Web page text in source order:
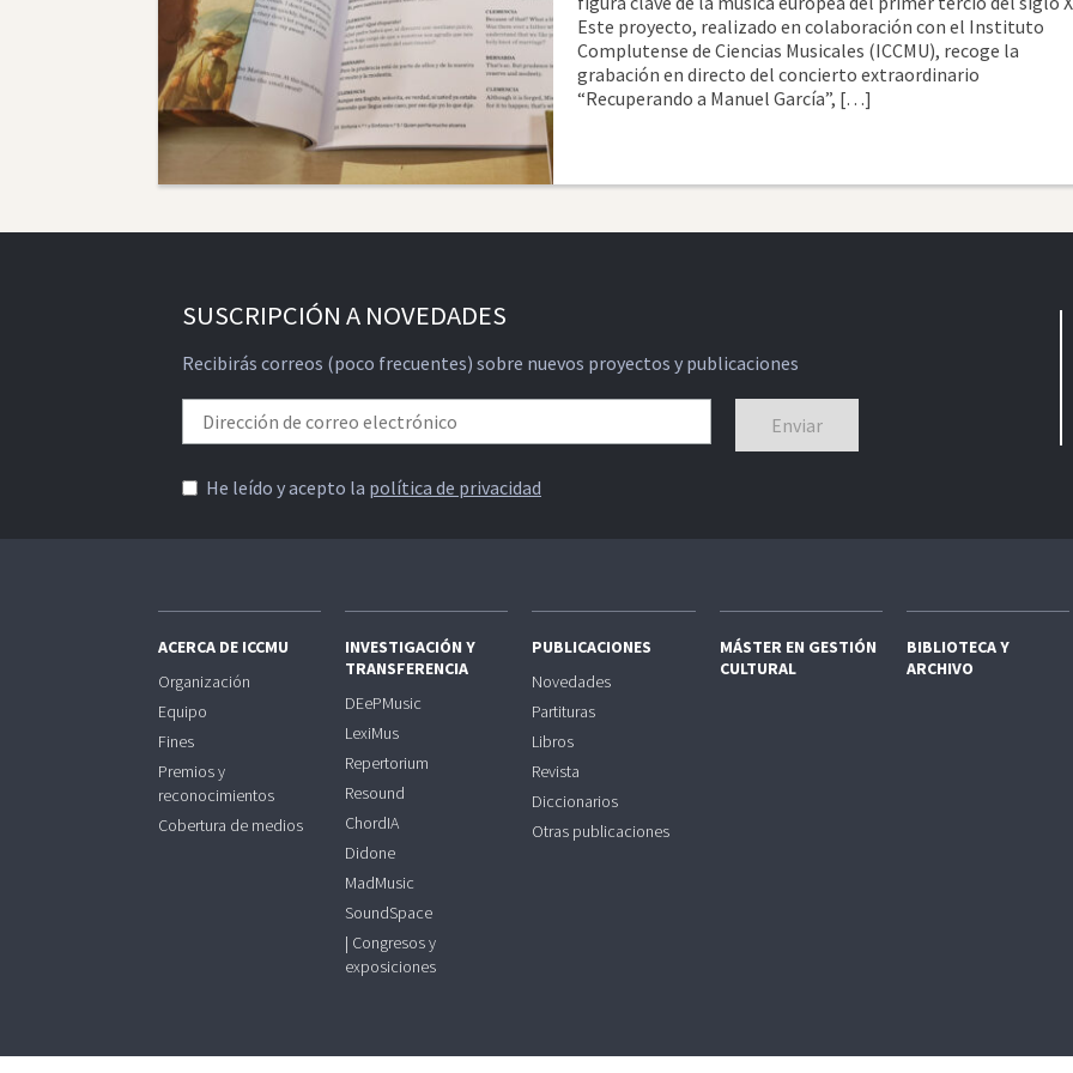
Este proyecto, realizado en colaboración con el Instituto
Complutense de Ciencias Musicales (ICCMU), recoge la
grabación en directo del concierto extraordinario
“Recuperando a Manuel García”, […]
SUSCRIPCIÓN A NOVEDADES
Recibirás correos (poco frecuentes) sobre nuevos proyectos y publicaciones
He leído y acepto la política de privacidad
ACERCA DE ICCMU
Organización
Equipo
Fines
Premios y
reconocimientos
Cobertura de medios
INVESTIGACIÓN Y
TRANSFERENCIA
DEePMusic
LexiMus
Repertorium
Resound
ChordIA
Didone
MadMusic
SoundSpace
| Congresos y
exposiciones
PUBLICACIONES
Novedades
Partituras
Libros
Revista
Diccionarios
Otras publicaciones
MÁSTER EN GESTIÓN
CULTURAL
BIBLIOTECA Y
ARCHIVO